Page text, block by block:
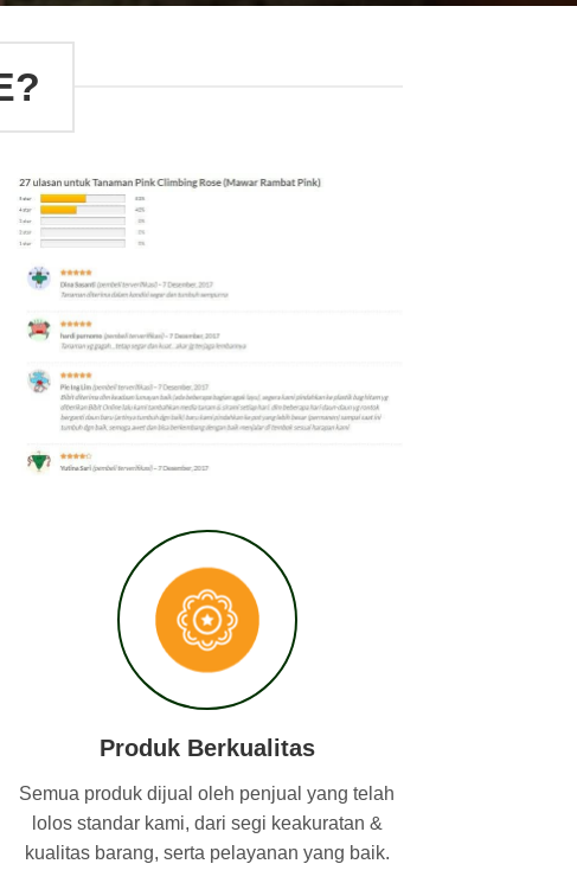
Produk Berkualitas
Semua produk dijual oleh penjual yang telah
lolos standar kami, dari segi keakuratan &
kualitas barang, serta pelayanan yang baik.